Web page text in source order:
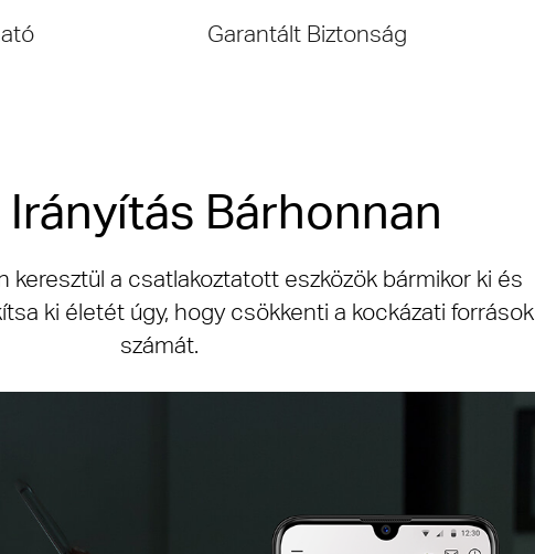
Garantált Biztonság
Irányítás Bárhonnan
keresztül a csatlakoztatott eszközök bármikor ki és
ki életét úgy, hogy csökkenti a kockázati források
számát.